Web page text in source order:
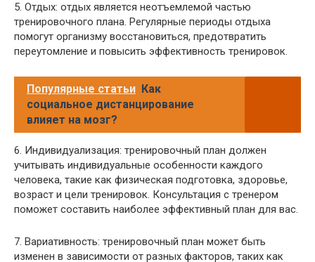
5. Отдых: отдых является неотъемлемой частью
тренировочного плана. Регулярные периоды отдыха
помогут организму восстановиться, предотвратить
переутомление и повысить эффективность тренировок.
Популярные статьи Как
социальное дистанцирование
влияет на мозг?
6. Индивидуализация: тренировочный план должен
учитывать индивидуальные особенности каждого
человека, такие как физическая подготовка, здоровье,
возраст и цели тренировок. Консультация с тренером
поможет составить наиболее эффективный план для вас.
7. Вариативность: тренировочный план может быть
изменен в зависимости от разных факторов, таких как